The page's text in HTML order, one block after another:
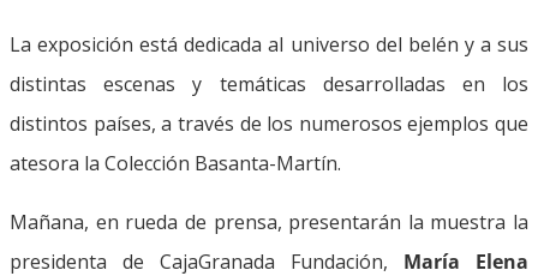
La exposición está dedicada al universo del belén y a sus
distintas escenas y temáticas desarrolladas en los
distintos países, a través de los numerosos ejemplos que
atesora la Colección Basanta-Martín.
Mañana, en rueda de prensa, presentarán la muestra la
presidenta de CajaGranada Fundación, María Elena